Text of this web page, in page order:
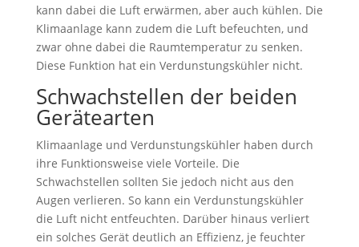
kann dabei die Luft erwärmen, aber auch kühlen. Die
Klimaanlage kann zudem die Luft befeuchten, und
zwar ohne dabei die Raumtemperatur zu senken.
Diese Funktion hat ein Verdunstungskühler nicht.
Schwachstellen der beiden
Gerätearten
Klimaanlage und Verdunstungskühler haben durch
ihre Funktionsweise viele Vorteile. Die
Schwachstellen sollten Sie jedoch nicht aus den
Augen verlieren. So kann ein Verdunstungskühler
die Luft nicht entfeuchten. Darüber hinaus verliert
ein solches Gerät deutlich an Effizienz, je feuchter